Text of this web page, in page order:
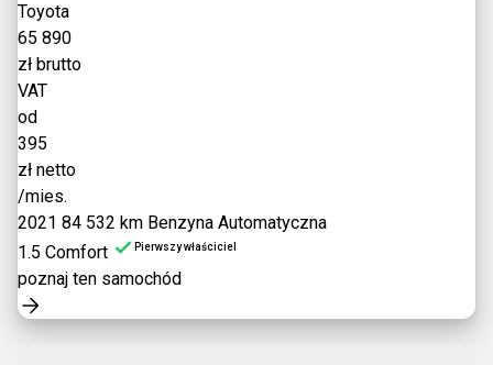
Toyota
65 890
zł brutto
VAT
od
395
zł netto
/mies.
2021 84 532 km Benzyna Automatyczna
1.5 Comfort
Pierwszy właściciel
poznaj ten samochód